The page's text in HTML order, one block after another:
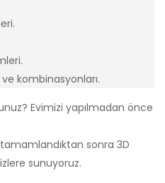
kombinasyonları.
Evimizi yapılmadan önce
sonra 3D
sunuyoruz.